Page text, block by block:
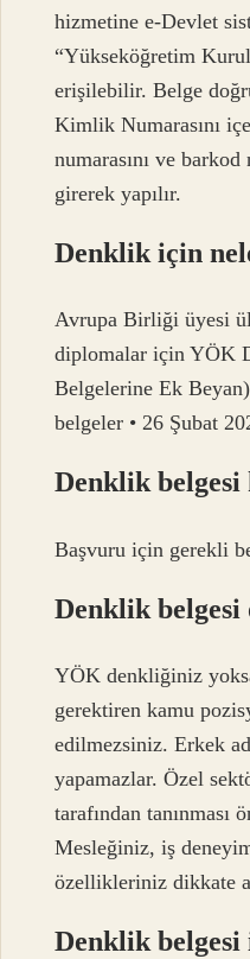
hizmetine e-Devlet
“Yükseköğretim
erişilebilir. Belge
Kimlik Numarasını
numarasını ve barkod
girerek yapılır.
Denklik için
Avrupa Birliği üyesi
diplomalar için YÖK
Belgelerine Ek
belgeler • 26 Şubat
Denklik
Başvuru için gerekli
Denklik belgesi
YÖK denkliğiniz
gerektiren kamu
edilmezsiniz. Erkek
yapamazlar. Özel
tarafından tanınması
Mesleğiniz, iş
özellikleriniz dikkate
Denklik belgesi